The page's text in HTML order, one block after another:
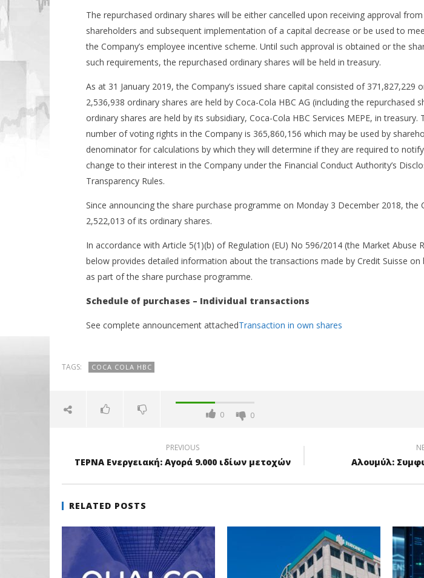
The repurchased ordinary shares will be either cancelled upon receiving approval from
shareholders and subsequent implementation of a capital decrease or be used to
the Company’s employee incentive scheme. Until such approval is obtained or the
such requirements, the repurchased ordinary shares will be held in treasury.
As at 31 January 2019, the Company’s issued share capital consisted of 371,827,229
2,536,938 ordinary shares are held by Coca-Cola HBC AG (including the repurchased
ordinary shares are held by its subsidiary, Coca-Cola HBC Services MEPE, in
number of voting rights in the Company is 365,860,156 which may be used by
denominator for calculations by which they will determine if they are required to
change to their interest in the Company under the Financial Conduct Authority’s
Transparency Rules.
Since announcing the share purchase programme on Monday 3 December 2018, the
2,522,013 of its ordinary shares.
In accordance with Article 5(1)(b) of Regulation (EU) No 596/2014 (the Market Abuse
below provides detailed information about the transactions made by Credit Suisse
as part of the share purchase programme.
Schedule of purchases – Individual transactions
See complete announcement attachedTransaction in own shares
TAGS: COCA COLA HBC
0 0
PREVIOUS
ΤΕΡΝΑ Ενεργειακή: Αγορά 9.000 ιδίων μετοχών Αλουμύλ:
RELATED POSTS